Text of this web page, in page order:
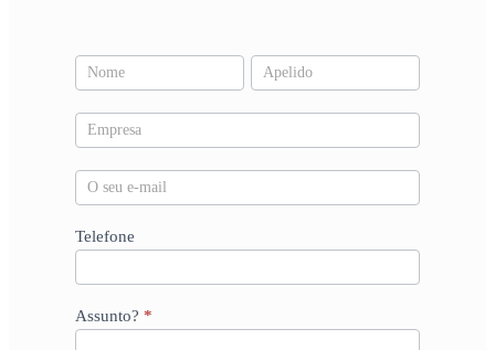
Pedido
de
Contacto
Nome Nome
Telefone
Assunto? *